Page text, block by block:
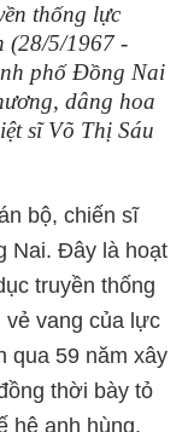
thống lực
(28/5/1967 -
phố Đồng Nai
dâng hoa
sĩ Võ Thị Sáu
bộ, chiến sĩ
Nai. Đây là hoạt
truyền thống
vang của lực
qua 59 năm xây
thời bày tỏ
hệ anh hùng,